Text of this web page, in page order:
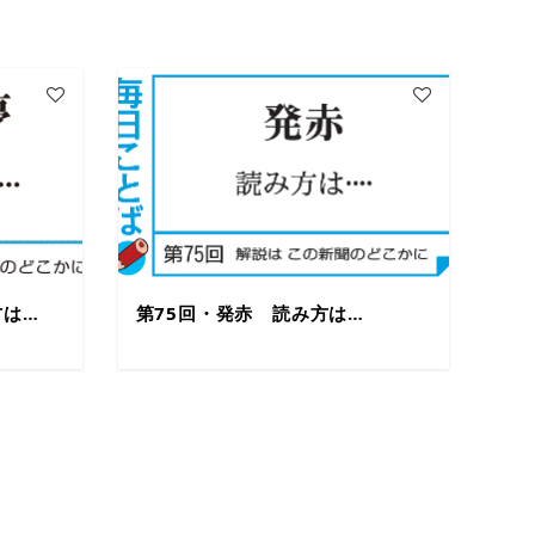
は… 第75回・発赤 読み方は…